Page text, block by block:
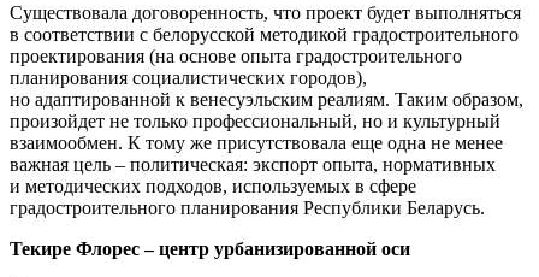
Существовала договоренность, что проект будет выполняться
в соответствии с белорусской методикой градостроительного
проектирования (на основе опыта градостроительного
планирования социалистических городов),
но адаптированной к венесуэльским реалиям. Таким образом,
произойдет не только профессиональный, но и культурный
взаимообмен. К тому же присутствовала еще одна не менее
важная цель – политическая: экспорт опыта, нормативных
и методических подходов, используемых в сфере
градостроительного планирования Республики Беларусь.
Текире Флорес – центр урбанизированной оси